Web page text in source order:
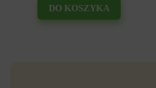
DO KOSZYKA